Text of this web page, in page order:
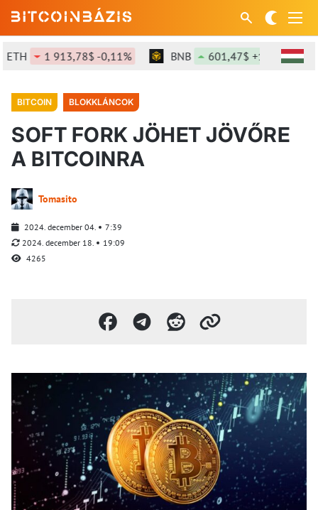
1 913,78$ -0,11% BNB 601,47$ +1,19%
BITCOIN BLOKKLÁNCOK
SOFT FORK JÖHET JÖVŐRE
A BITCOINRA
Tomasito
2024. december 04.
7:39
2024. december 18.
19:09
4265